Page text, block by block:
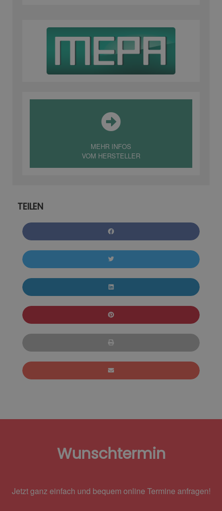
MEHR INFOS
VOM HERSTELLER
TEILEN
Wunschtermin
Jetzt ganz einfach und bequem online Termine anfragen!